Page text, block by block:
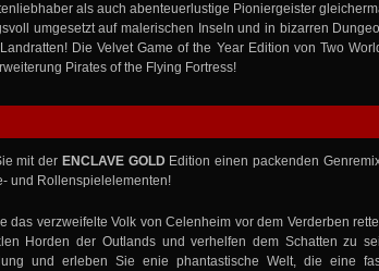
als auch abenteuerlustige Pioniergeister
umgesetzt auf malerischen Inseln und in bizarren
Die Velvet Game of the Year Edition von Two
Pirates of the Flying Fortress!
mit der ENCLAVE GOLD Edition einen packenden
und Rollenspielelementen!
das verzweifelte Volk von Celenheim vor dem Verderben
Horden der Outlands und verhelfen dem Schatten zu
und erleben Sie enie phantastische Welt, die eine